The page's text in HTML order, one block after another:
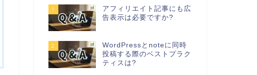
1
アフィリエイト記事にも広
告表示は必要ですか?
2
WordPressとnoteに同時
投稿する際のベストプラク
ティスは?